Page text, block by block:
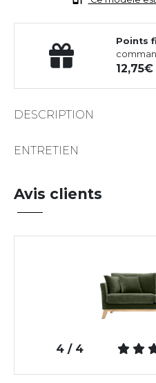
Points
DESCRIPTION
ENTRETIEN
Avis clients
4 / 4